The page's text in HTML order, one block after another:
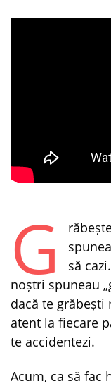
G
să
noștri spuneau
dacă te
atent la fiecare
te accidentezi.
Acum, ca să fac